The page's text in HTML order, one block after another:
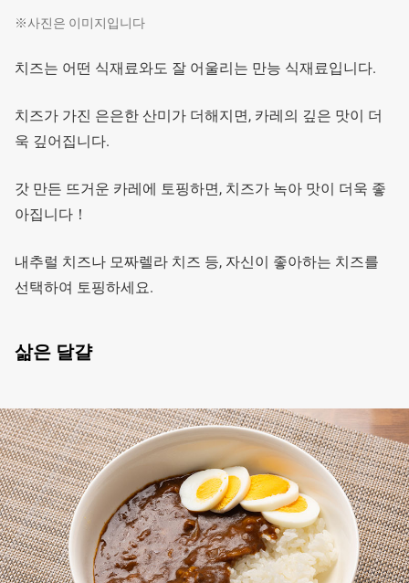
※사진은 이미지입니다
치즈는 어떤 식재료와도 잘 어울리는 만능 식재료입니다.
치즈가 가진 은은한 산미가 더해지면, 카레의 깊은 맛이 더
욱 깊어집니다.
갓 만든 뜨거운 카레에 토핑하면, 치즈가 녹아 맛이 더욱 좋
아집니다！
내추럴 치즈나 모짜렐라 치즈 등, 자신이 좋아하는 치즈를
선택하여 토핑하세요.
삶은 달걀